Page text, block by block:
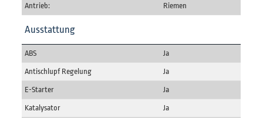
Antrieb: Riemen
Ausstattung
ABS Ja
Antischlupf Regelung Ja
E-Starter Ja
Katalysator Ja